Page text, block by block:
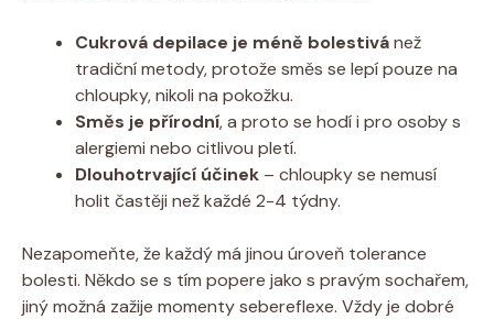
Cukrová depilace je méně⁤ bolestivánež⁢
tradiční metody, protože směs se‌ lepí pouze na
chloupky, ⁣nikoli na pokožku.
Směs je přírodní, a proto se‌ hodí i pro osoby s
alergiemi nebo⁢ citlivou pletí.
Dlouhotrvající účinek – chloupky se nemusí
holit častěji ​než každé⁤ 2-4 ‍týdny.
Nezapomeňte, že ⁢každý⁤ má jinou úroveň tolerance
bolesti. ​Někdo​ se s tím⁣ popere jako s pravým sochařem,
jiný ​možná zažije momenty​ sebereflexe. Vždy ​je dobré